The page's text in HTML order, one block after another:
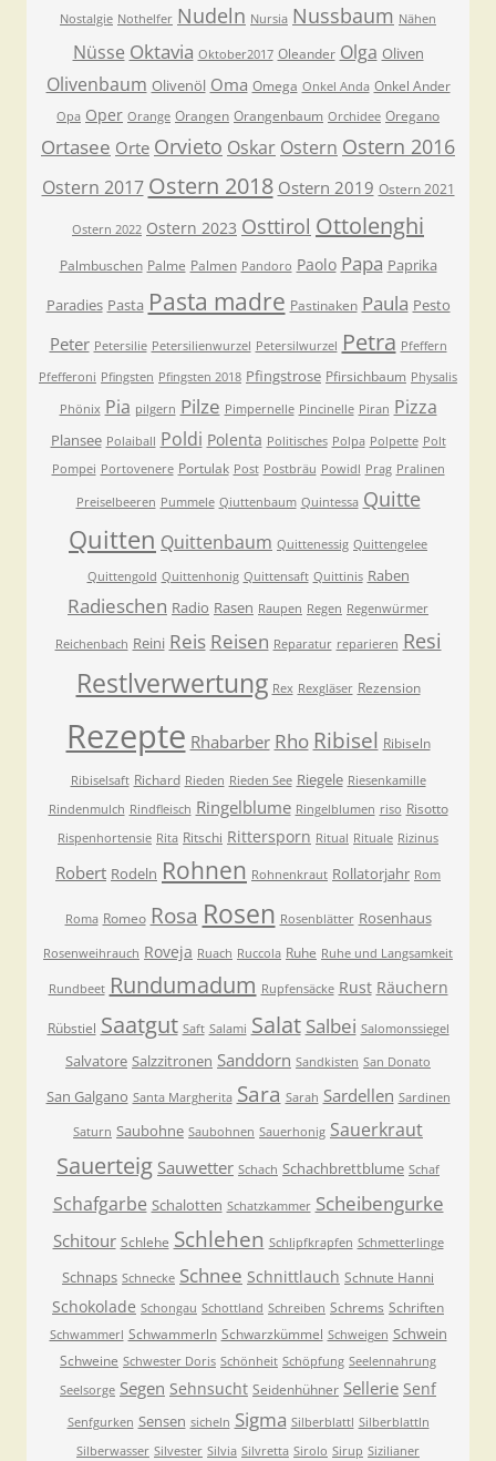
Nostalgie Nothelfer Nudeln Nursia Nussbaum Nähen
Nüsse Oktavia Oktober2017 Oleander Olga Oliven
Olivenbaum Olivenöl Oma Omega Onkel Anda Onkel Ander
Opa Oper Orange Orangen Orangenbaum Orchidee Oregano
Ortasee Orte Orvieto Oskar Ostern Ostern 2016
Ostern 2017 Ostern 2018 Ostern 2019 Ostern 2021
Ostern 2022 Ostern 2023 Osttirol Ottolenghi
Palmbuschen Palme Palmen Pandoro Paolo Papa Paprika
Paradies Pasta Pasta madre Pastinaken Paula Pesto
Peter Petersilie Petersilienwurzel Petersilwurzel Petra Pfeffern
Pfefferoni Pfingsten Pfingsten 2018 Pfingstrose Pfirsichbaum Physalis
Phönix Pia pilgern Pilze Pimpernelle Pincinelle Piran Pizza
Plansee Polaiball Poldi Polenta Politisches Polpa Polpette Polt
Pompei Portovenere Portulak Post Postbräu Powidl Prag Pralinen
Preiselbeeren Pummele Qiuttenbaum Quintessa Quitte
Quitten Quittenbaum Quittenessig Quittengelee
Quittengold Quittenhonig Quittensaft Quittinis Raben
Radieschen Radio Rasen Raupen Regen Regenwürmer
Reichenbach Reini Reis Reisen Reparatur reparieren Resi
Restlverwertung Rex Rexgläser Rezension
Rezepte Rhabarber Rho Ribisel Ribiseln
Ribiselsaft Richard Rieden Rieden See Riegele Riesenkamille
Rindenmulch Rindfleisch Ringelblume Ringelblumen riso Risotto
Rispenhortensie Rita Ritschi Rittersporn Ritual Rituale Rizinus
Robert Rodeln Rohnen Rohnenkraut Rollatorjahr Rom
Roma Romeo Rosa Rosen Rosenblätter Rosenhaus
Rosenweihrauch Roveja Ruach Ruccola Ruhe Ruhe und Langsamkeit
Rundbeet Rundumadum Rupfensäcke Rust Räuchern
Rübstiel Saatgut Saft Salami Salat Salbei Salomonssiegel
Salvatore Salzzitronen Sanddorn Sandkisten San Donato
San Galgano Santa Margherita Sara Sarah Sardellen Sardinen
Saturn Saubohne Saubohnen Sauerhonig Sauerkraut
Sauerteig Sauwetter Schach Schachbrettblume Schaf
Schafgarbe Schalotten Schatzkammer Scheibengurke
Schitour Schlehe Schlehen Schlipfkrapfen Schmetterlinge
Schnaps Schnecke Schnee Schnittlauch Schnute Hanni
Schokolade Schongau Schottland Schreiben Schrems Schriften
Schwammerl Schwammerln Schwarzkümmel Schweigen Schwein
Schweine Schwester Doris Schönheit Schöpfung Seelennahrung
Seelsorge Segen Sehnsucht Seidenhühner Sellerie Senf
Senfgurken Sensen sicheln Sigma Silberblattl Silberblattln
Silberwasser Silvester Silvia Silvretta Sirolo Sirup Sizilianer